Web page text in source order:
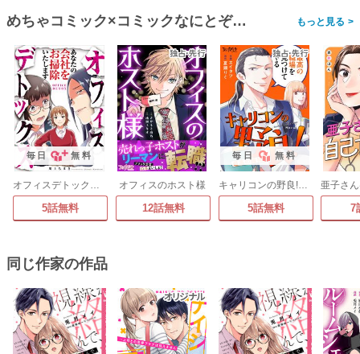
めちゃコミック×コミックなにとぞの作品 >
毎日 無料
オフィスデトックス～あなたの会社をお掃除いたします～
5話無料
オフィスのホスト様
12話無料
毎日 無料
キャリコンの野良!～最高の職探し～
5話無料 7
同じ作家の作品